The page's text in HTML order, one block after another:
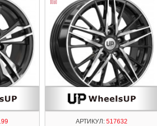
АРТИКУЛ:517632